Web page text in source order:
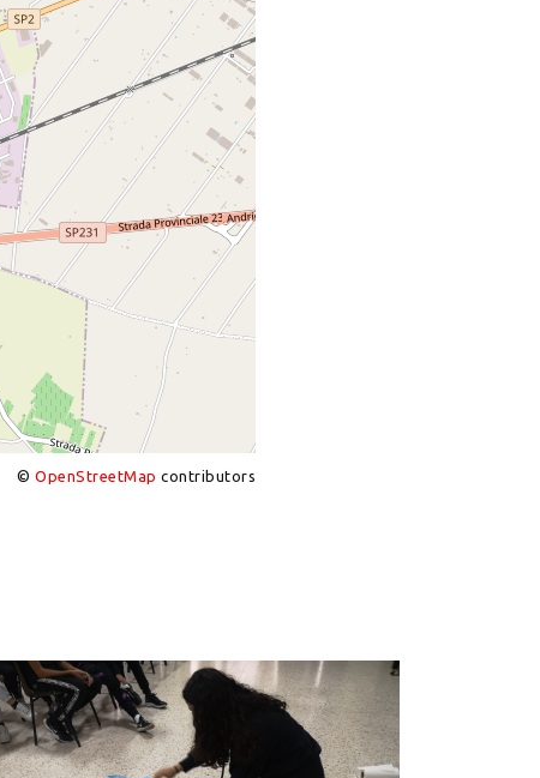
© OpenStreetMap contributors